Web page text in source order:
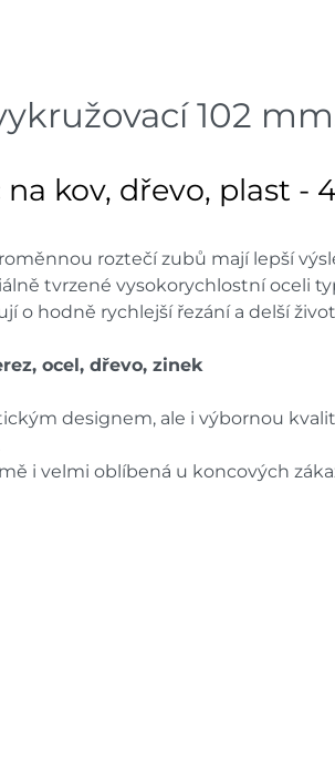
Skladové
102
kov, dřevo, plast -
roztečí zubů mají lepší
tvrzené vysokorychlostní oceli
o hodně rychlejší řezání a delší
ocel, dřevo, zinek
designem, ale i výbornou
i velmi oblíbená u koncových